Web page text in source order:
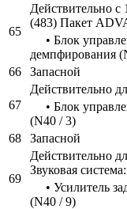
65
Действительно с
(483) Пакет
• Блок
демпфирования
66
Запасной
67
Действительно
• Блок
(N40 / 3)
68
Запасной
69
Действительно
Звуковая система:
• Усилитель
(N40 / 9)